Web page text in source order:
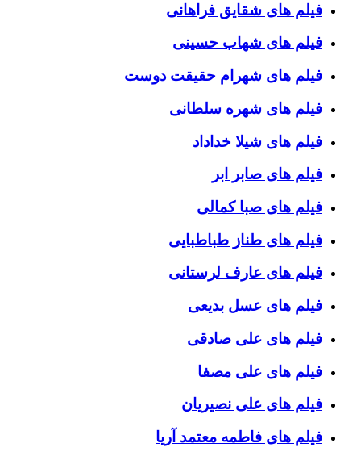
فیلم های شقایق فراهانی
فیلم های شهاب حسینی
فیلم های شهرام حقیقت دوست
فیلم های شهره سلطانی
فیلم های شیلا خداداد
فیلم های صابر ابر
فیلم های صبا کمالی
فیلم های طناز طباطبایی
فیلم های عارف لرستانی
فیلم های عسل بدیعی
فیلم های علی صادقی
فیلم های علی مصفا
فیلم های علی نصیریان
فیلم های فاطمه معتمد آریا